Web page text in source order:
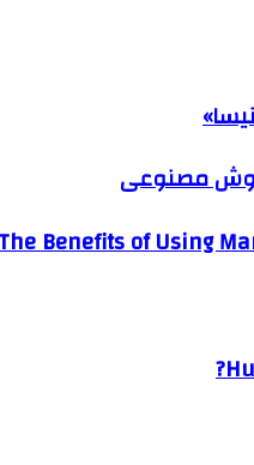
مصنوعی
Benefits of Using